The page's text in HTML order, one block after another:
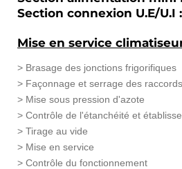
Section connexion U.E/U.I
Mise en service
> Brasage des jonctions frigorifiques
> Façonnage et serrage des raccords
> Mise sous pression d'azote
> Contrôle de l'étanchéité et
> Tirage au vide
> Mise en service
> Contrôle du fonctionnement